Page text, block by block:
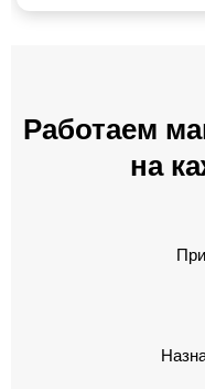
Работаем
на